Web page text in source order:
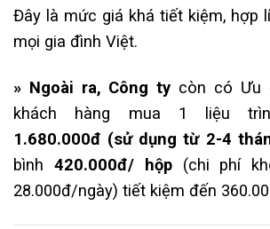
Đây là mức giá khá tiết kiệm, hợp
mọi gia đình Việt.
» Ngoài ra, Công ty còn có Ưu
khách hàng mua 1 liệu
1.680.000đ (sử dụng từ 2-4
bình 420.000đ/ hộp(chi phí
28.000đ/ngày) tiết kiệm đến